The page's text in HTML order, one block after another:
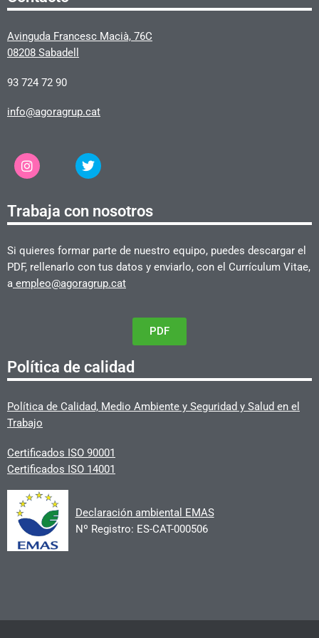
Avinguda Francesc Macià, 76C
08208 Sabadell
93 724 72 90
info@agoragrup.cat
Trabaja con nosotros
Si quieres formar parte de nuestro equipo, puedes descargar el
PDF, rellenarlo con tus datos y enviarlo, con el Currículum Vitae,
a empleo@agoragrup.cat
PDF
Política de calidad
Política de Calidad, Medio Ambiente y Seguridad y Salud en el
Trabajo
Certificados ISO 90001
Certificados ISO 14001
Declaración ambiental EMAS
Nº Registro: ES-CAT-000506